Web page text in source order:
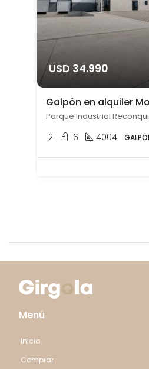
USD 34.990
Galpón en alquiler
2 6 4004
Menú
Inicio
Comprar